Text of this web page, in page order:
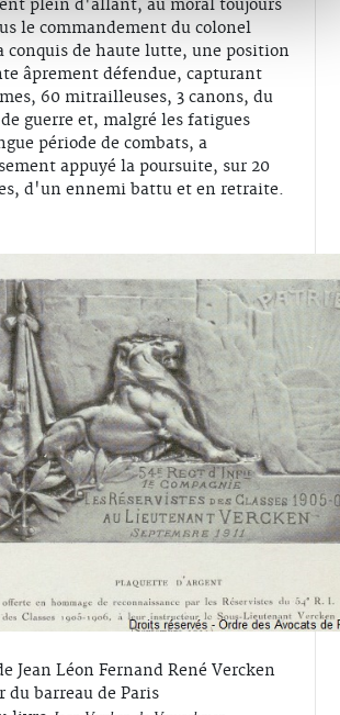
plein d'allant, au moral toujours
le commandement du colonel
conquis de haute lutte, une position
âprement défendue, capturant
60 mitrailleuses, 3 canons, du
guerre et, malgré les fatigues
période de combats, a
appuyé la poursuite, sur 20
d'un ennemi battu et en retraite.
Jean Léon Fernand René Vercken
du barreau de Paris